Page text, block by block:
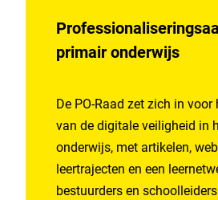
primair onderwijs
De PO-Raad zet zich in voor
van de digitale veiligheid in
onderwijs, met artikelen,
leertrajecten en een
bestuurders en